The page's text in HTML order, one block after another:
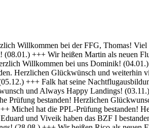
die Theoretische Prüfung bestanden! Gratulation und weiterhin viel Erfolg bei der Praxis. (22.02.) +++ Luis hat die Theoretische Prüfung bestanden! Herzlichen Glückwunsch und viel Erfolg bei der Praxis. (09.02.) +++ Tibor hat seine Instrumentenflugberechtigung erhalten! Herzlichen Glückwunsch und Always Happy Landings. (06.02.) +++ Alexander hat die Theoretische Prüfung bestanden! Herzlichen Glückwunsch und viel Erfolg bei der Praxis. (21.01.) +++ Seit heute haben wir 5 neue BZF Besitzer. Glückwunsch Clemens E, Clemens H, Richard, Robert und Stefan. Super gemacht, weiter so. (19.01.) +++ André startet seine PPL(a) Ausbildung zum 1.1. - viel Erfolg dabei. (17.12.) +++ Die FFG begrüßt herzlich Axel als neues Vollmitglied. (16.12. ) +++ Und wieder einer ohne Lehrer unterwegs- Gratulation Daniel ! (26.10.) +++ Norman hat heute seine Praktische Prüfung bestanden. Herzlichen Glückwunsch und Always Happy Landings (28.10) +++ Glückwunsch Karsten! Die Schülerakte wurde soeben geschlossen :-) Always happy Landings (12.9.) +++ Hendrik ist heute seine ersten Solo-Platzrunden geflogen. Herzlichen Glückwünsch und always happy landings (3.9.) +++ Wir begrüßen Richard als neues Mitglied der FFG und wünschen eine erfolgreiche Ausbildung! (1.9.) +++ Norman hat die Theoretische Prüfung bestanden. Herzlichen Glückwunsch (31.8.) +++ Vincent hat seinen ersten Alleinflug absolviert! Herzlichen Glückwunsch und weiterhin Happy Landings! (26.08.) +++ Wir heißen Clemens E. und Clemens H. als neue Flugschüler willkommen und wünschen eine erfolgreiche Ausbildung! (26.08.) +++ Herzlichen Glückwünsch zum ersten Solo, Luis und always happy landings! (22.08.) +++ Die FFG hat ein neues Vereinsmitglied und einen weiteren Flugschüler. Herzlich Willkommen, Stefan ! (7.8.) +++ Vom „Fußgänger“ zum Luftfahrzeugführer! Lieber Carsten, herzlichen Glückwunsch zur bestandenen PPL-Prüfung! (19.7.) +++ Simon hat seine Praktische Prüfung bestanden! (12.07.) Herzlichen Glückwunsch und Always Happy Landings +++ Wir begrüßen Stefan S. als neues Mitglied der FFG! - Herzlichen